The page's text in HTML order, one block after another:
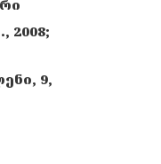
2008;
9,